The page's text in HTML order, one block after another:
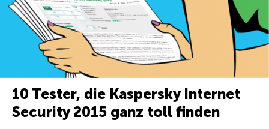
10 Tester, die Kaspersky Internet
Security 2015 ganz toll finden